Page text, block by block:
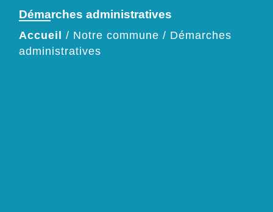
Démarches administratives
Accueil / Notre commune / Démarches
administratives